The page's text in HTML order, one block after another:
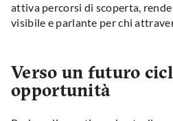
attiva percorsi di scoperta,
visibile e parlante per chi
Verso un futuro
opportunità